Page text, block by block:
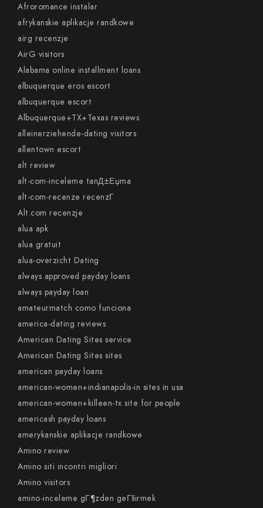
Afroromance instalar
afrykanskie aplikacje randkowe
airg recenzje
AirG visitors
Alabama online installment loans
albuquerque eros escort
albuquerque escort
Albuquerque+TX+Texas reviews
alleinerziehende-dating visitors
allentown escort
alt review
alt-com-inceleme tanД±Еџma
alt-com-recenze recenzГ­
Alt.com recenzje
alua apk
alua gratuit
alua-overzicht Dating
always approved payday loans
always payday loan
amateurmatch como funciona
america-dating reviews
American Dating Sites service
American Dating Sites sites
american payday loans
american-women+indianapolis-in sites in usa
american-women+killeen-tx site for people
americash payday loans
amerykanskie aplikacje randkowe
Amino review
Amino siti incontri migliori
Amino visitors
amino-inceleme gГ¶zden geГ§irmek